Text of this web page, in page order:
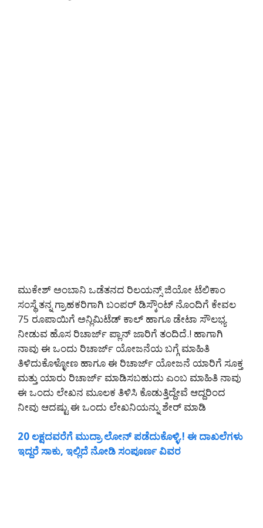
ಮುಕೇಶ್ ಅಂಬಾನಿ ಒಡೆತನದ ರಿಲಯನ್ಸ್ ಜಿಯೋ ಟೆಲಿಕಾಂ
ಸಂಸ್ಥೆ ತನ್ನ ಗ್ರಾಹಕರಿಗಾಗಿ ಬಂಪರ್ ಡಿಸ್ಕೌಂಟ್ ನೊಂದಿಗೆ ಕೇವಲ
75 ರೂಪಾಯಿಗೆ ಅನ್ಲಿಮಿಟೆಡ್ ಕಾಲ್ ಹಾಗೂ ಡೇಟಾ ಸೌಲಭ್ಯ
ನೀಡುವ ಹೊಸ ರಿಚಾರ್ಜ್ ಪ್ಲಾನ್ ಜಾರಿಗೆ ತಂದಿದೆ.! ಹಾಗಾಗಿ
ನಾವು ಈ ಒಂದು ರಿಚಾರ್ಜ್ ಯೋಜನೆಯ ಬಗ್ಗೆ ಮಾಹಿತಿ
ತಿಳಿದುಕೊಳ್ಳೋಣ ಹಾಗೂ ಈ ರಿಚಾರ್ಜ್ ಯೋಜನೆ ಯಾರಿಗೆ ಸೂಕ್ತ
ಮತ್ತು ಯಾರು ರಿಚಾರ್ಜ್ ಮಾಡಿಸಬಹುದು ಎಂಬ ಮಾಹಿತಿ ನಾವು
ಈ ಒಂದು ಲೇಖನ ಮೂಲಕ ತಿಳಿಸಿ ಕೊಡುತ್ತಿದ್ದೇವೆ ಆದ್ದರಿಂದ
ನೀವು ಆದಷ್ಟು ಈ ಒಂದು ಲೇಖನಿಯನ್ನು ಶೇರ್ ಮಾಡಿ
20 ಲಕ್ಷದವರೆಗೆ ಮುದ್ರಾ ಲೋನ್ ಪಡೆದುಕೊಳ್ಳಿ.! ಈ ದಾಖಲೆಗಳು
ಇದ್ದರೆ ಸಾಕು, ಇಲ್ಲಿದೆ ನೋಡಿ ಸಂಪೂರ್ಣ ವಿವರ